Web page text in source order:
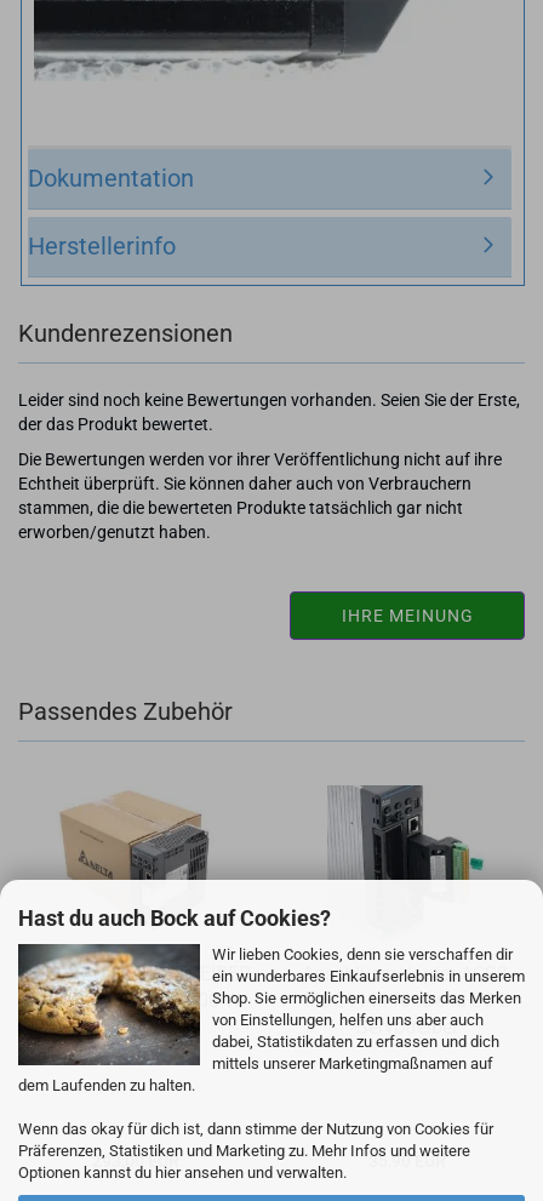
Hast du auch Bock auf Cookies?
Wir lieben Cookies, denn sie verschaffen dir
ein wunderbares Einkaufserlebnis in unserem
Shop. Sie ermöglichen einerseits das Merken
von Einstellungen, helfen uns aber auch
dabei, Statistikdaten zu erfassen und dich
mittels unserer Marketingmaßnamen auf
dem Laufenden zu halten.
Wenn das okay für dich ist, dann stimme der Nutzung von Cookies für
Präferenzen, Statistiken und Marketing zu. Mehr Infos und weitere
Optionen kannst du hier ansehen und verwalten.
Dokumentation
Herstellerinfo
Kundenrezensionen
Leider sind noch keine Bewertungen vorhanden. Seien Sie der Erste,
der das Produkt bewertet.
Die Bewertungen werden vor ihrer Veröffentlichung nicht auf ihre
Echtheit überprüft. Sie können daher auch von Verbrauchern
stammen, die die bewerteten Produkte tatsächlich gar nicht
erworben/genutzt haben.
IHRE MEINUNG
Passendes Zubehör
DELTA AC SERVO TREI­BER
ASD-​B3A-​0221-L - 200 W
230 V
293,00 EUR
An­schluss­ad­ap­ter ACS3-​
IFSC4444 für Delta B3-L
Ser­vo­trei­ber
35,90 EUR